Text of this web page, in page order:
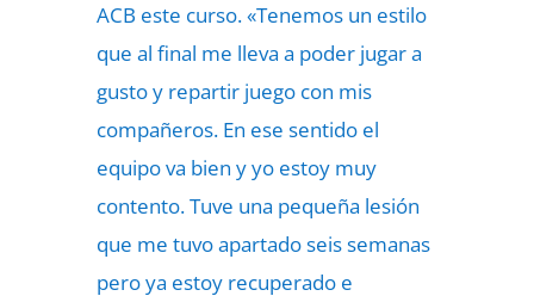
ACB este curso. «Tenemos un estilo
que al final me lleva a poder jugar a
gusto y repartir juego con mis
compañeros. En ese sentido el
equipo va bien y yo estoy muy
contento. Tuve una pequeña lesión
que me tuvo apartado seis semanas
pero ya estoy recuperado e